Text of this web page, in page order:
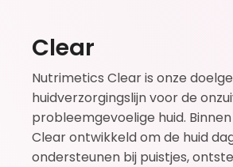
Clear
Nutrimetics Clear is onze
huidverzorgingslijn voor de
probleemgevoelige huid.
Clear ontwikkeld om de huid
ondersteunen bij puistjes,